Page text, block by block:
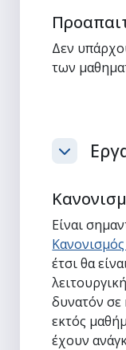
Δεν
των
Σύμπτυξη
Είναι
έτσι θα
δυνατόν σε
εκτός
έχουν